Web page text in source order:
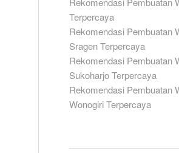
Terpercaya
Rekomendasi Pembuatan
Sragen Terpercaya
Rekomendasi Pembuatan
Sukoharjo Terpercaya
Rekomendasi Pembuatan
Wonogiri Terpercaya